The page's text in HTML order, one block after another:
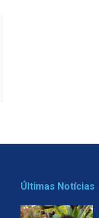
Últimas Notícias